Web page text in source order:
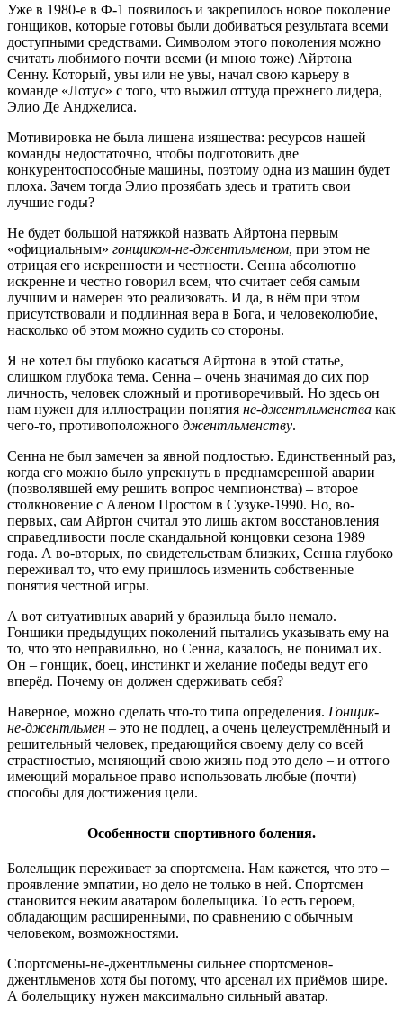
Уже в 1980-е в Ф-1 появилось и закрепилось новое поколение
гонщиков, которые готовы были добиваться результата всеми
доступными средствами. Символом этого поколения можно
считать любимого почти всеми (и мною тоже) Айртона
Сенну. Который, увы или не увы, начал свою карьеру в
команде «Лотус» с того, что выжил оттуда прежнего лидера,
Элио Де Анджелиса.
Мотивировка не была лишена изящества: ресурсов нашей
команды недостаточно, чтобы подготовить две
конкурентоспособные машины, поэтому одна из машин будет
плоха. Зачем тогда Элио прозябать здесь и тратить свои
лучшие годы?
Не будет большой натяжкой назвать Айртона первым
«официальным» гонщиком-не-джентльменом, при этом не
отрицая его искренности и честности. Сенна абсолютно
искренне и честно говорил всем, что считает себя самым
лучшим и намерен это реализовать. И да, в нём при этом
присутствовали и подлинная вера в Бога, и человеколюбие,
насколько об этом можно судить со стороны.
Я не хотел бы глубоко касаться Айртона в этой статье,
слишком глубока тема. Сенна – очень значимая до сих пор
личность, человек сложный и противоречивый. Но здесь он
нам нужен для иллюстрации понятия не-джентльменства как
чего-то, противоположного джентльменству.
Сенна не был замечен за явной подлостью. Единственный раз,
когда его можно было упрекнуть в преднамеренной аварии
(позволявшей ему решить вопрос чемпионства) – второе
столкновение с Аленом Простом в Сузуке-1990. Но, во-
первых, сам Айртон считал это лишь актом восстановления
справедливости после скандальной концовки сезона 1989
года. А во-вторых, по свидетельствам близких, Сенна глубоко
переживал то, что ему пришлось изменить собственные
понятия честной игры.
А вот ситуативных аварий у бразильца было немало.
Гонщики предыдущих поколений пытались указывать ему на
то, что это неправильно, но Сенна, казалось, не понимал их.
Он – гонщик, боец, инстинкт и желание победы ведут его
вперёд. Почему он должен сдерживать себя?
Наверное, можно сделать что-то типа определения. Гонщик-
не-джентльмен – это не подлец, а очень целеустремлённый и
решительный человек, предающийся своему делу со всей
страстностью, меняющий свою жизнь под это дело – и оттого
имеющий моральное право использовать любые (почти)
способы для достижения цели.
Особенности спортивного боления.
Болельщик переживает за спортсмена. Нам кажется, что это –
проявление эмпатии, но дело не только в ней. Спортсмен
становится неким аватаром болельщика. То есть героем,
обладающим расширенными, по сравнению с обычным
человеком, возможностями.
Спортсмены-не-джентльмены сильнее спортсменов-
джентльменов хотя бы потому, что арсенал их приёмов шире.
А болельщику нужен максимально сильный аватар.